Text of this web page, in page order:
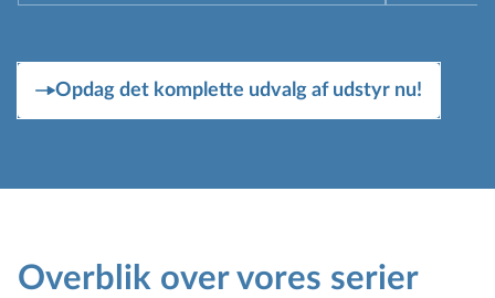
Opdag det komplette udvalg af udstyr nu!
Overblik over vores serier